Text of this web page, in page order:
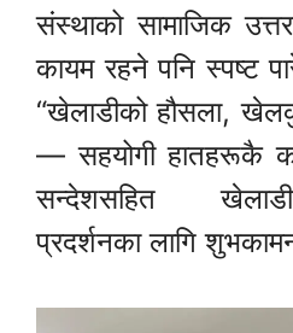
संस्थाको सामाजिक
कायम रहने पनि स्पष्ट
“खेलाडीको हौसला,
— सहयोगी हातहरूकै
सन्देशसहित
प्रदर्शनका लागि